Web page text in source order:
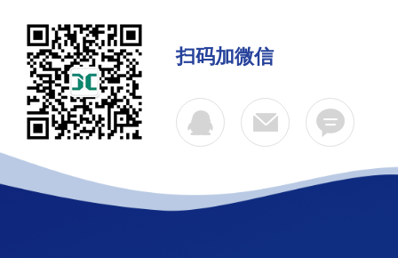
扫码加微信